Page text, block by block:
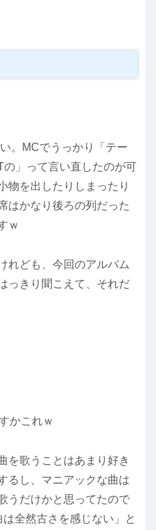
。MCでうっかり「テー
」って言い直したのが可
物を出したりしまったり
はかなり後ろの列だった
ｗ
れども、今回のアルバム
っきり聞こえて、それだ
かこれｗ
を歌うことはあまり好き
るし、マニアックな曲は
うだけかと思ってたので
全然古さを感じない」と